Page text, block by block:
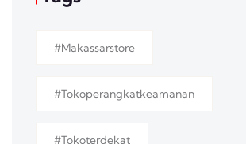
#makassarstore
#tokoperangkatkeamanan
#tokoterdekat